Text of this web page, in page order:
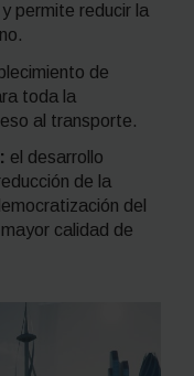
permite reducir la
de
toda la
al transporte.
el desarrollo
de la
del
calidad de